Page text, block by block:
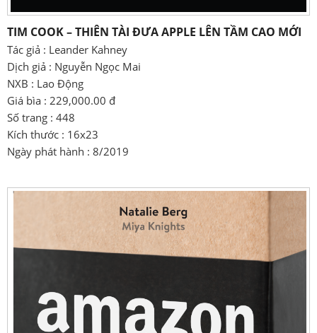
TIM COOK – THIÊN TÀI ĐƯA APPLE LÊN TẦM CAO MỚI
Tác giả : Leander Kahney
Dịch giả : Nguyễn Ngọc Mai
NXB : Lao Động
Giá bìa : 229,000.00 đ
Số trang : 448
Kích thước : 16x23
Ngày phát hành : 8/2019